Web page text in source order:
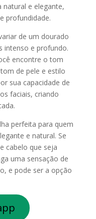
natural e elegante,
profundidade.
de um dourado
intenso e profundo.
encontre o tom
de pele e estilo
sua capacidade de
faciais, criando
perfeita para quem
e natural. Se
cabelo que seja
uma sensação de
e pode ser a opção